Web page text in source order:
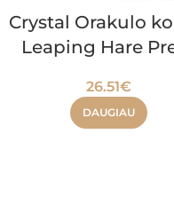
Crystal Orakulo
Leaping Hare
26.51€
DAUGIAU